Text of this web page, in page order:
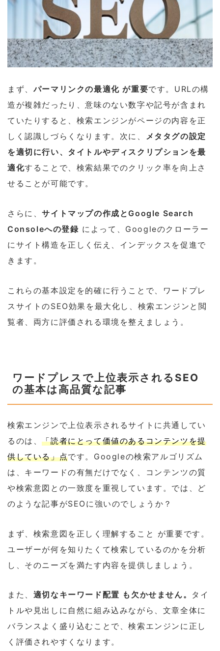
まず、パーマリンクの最適化 が重要です。URLの構
造が複雑だったり、意味のない数字や記号が含まれ
ていたりすると、検索エンジンがページの内容を正
しく認識しづらくなります。次に、 メタタグの設定
を適切に行い、タイトルやディスクリプションを最
適化することで、検索結果でのクリック率を向上さ
せることが可能です。
さらに、サイトマップの作成とGoogle Search
Consoleへの登録 によって、Googleのクローラー
にサイト構造を正しく伝え、インデックスを促進で
きます。
これらの基本設定を的確に行うことで、ワードプレ
スサイトのSEO効果を最大化し、検索エンジンと閲
覧者、両方に評価される環境を整えましょう。
ワードプレスで上位表示されるSEO
の基本は高品質な記事
検索エンジンで上位表示されるサイトに共通してい
るのは、「読者にとって価値のあるコンテンツを提
供している」点です。Googleの検索アルゴリズム
は、キーワードの有無だけでなく、コンテンツの質
や検索意図との一致度を重視しています。では、ど
のような記事がSEOに強いのでしょうか？
まず、検索意図を正しく理解すること が重要です。
ユーザーが何を知りたくて検索しているのかを分析
し、そのニーズを満たす内容を提供しましょう。
また、 適切なキーワード配置 も欠かせません。 タイ
トルや見出しに自然に組み込みながら、文章全体に
バランスよく盛り込むことで、検索エンジンに正し
く評価されやすくなります。